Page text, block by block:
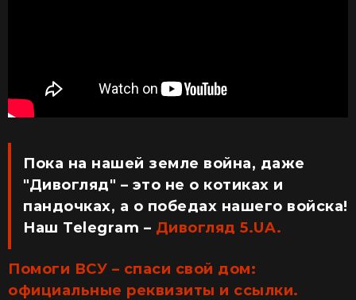
Пока на нашей земле война, даже
"Дивогляд" – это не о котиках и
пандочках, а о победах нашего войска!
Наш Telegram – Дивогляд 5.UA.
Помоги ВСУ – спаси свой дом:
официальные реквизиты и ссылки.